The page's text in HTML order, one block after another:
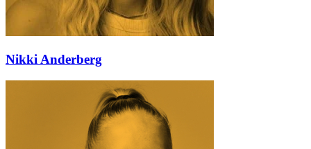
Nikki Anderberg